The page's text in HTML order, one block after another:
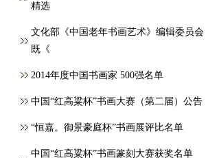
精选
文化部《中国老年书画艺术》编辑委员会
既《
2014年度中国书画家 500强名单
中国“红高粱杯”书画大赛（第二届）公告
“恒嘉。御景豪庭杯”书画展评比名单
中国“红高粱杯”书画篆刻大赛获奖名单